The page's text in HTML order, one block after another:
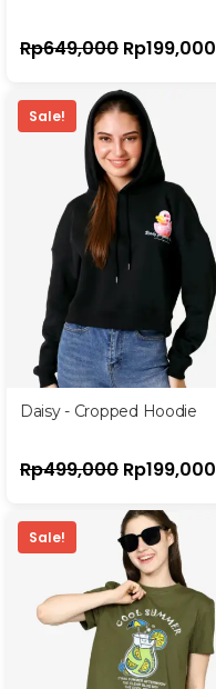
Rp649,000 Rp199,000
Sale!
Daisy - Cropped Hoodie
Rp499,000 Rp199,000
Sale!